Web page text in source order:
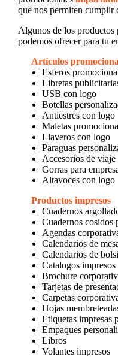
que nos permiten cumplir
Algunos de los productos
podemos ofrecer para tu
Artículos
Esferos
Libretas
USB con logo
Botellas
Antiestres con logo
Maletas
Llaveros con logo
Paraguas
Accesorios de
Gorras para
Altavoces con logo
Productos impresos
Cuadernos
Cuadernos cosidos
Agendas
Calendarios de
Calendarios de
Catalogos impresos
Brochure
Tarjetas de
Carpetas
Hojas
Etiquetas impresas
Empaques
Libros
Volantes impresos